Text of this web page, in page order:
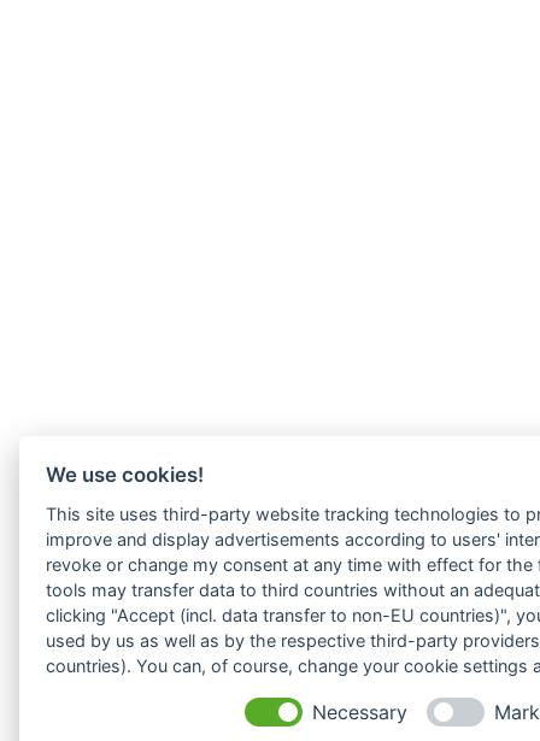
We use cookies!
This site uses third-party website tracking technologies to
improve and display advertisements according to users'
revoke or change my consent at any time with effect for
tools may transfer data to third countries without an
clicking "Accept (incl. data transfer to non-EU countries)",
used by us as well as by the respective third-party
countries). You can, of course, change your cookie settings
Necessary